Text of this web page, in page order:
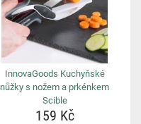
InnovaGoods Kuchyňské
nůžky s nožem a prkénkem
Scible
159 Kč